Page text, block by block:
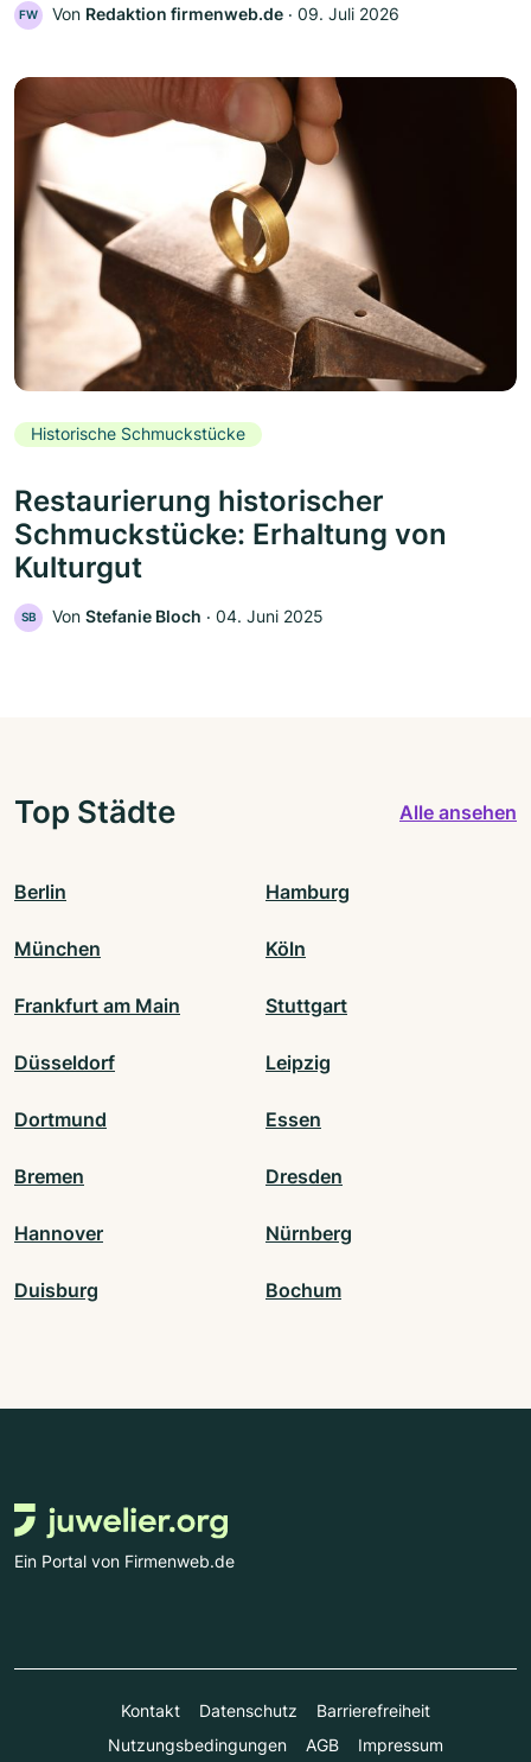
FW Von Redaktion firmenweb.de ‧ 09. Juli 2026
Historische Schmuckstücke
Restaurierung historischer
Schmuckstücke: Erhaltung von
Kulturgut
SB Von Stefanie Bloch ‧ 04. Juni 2025
Top Städte Alle ansehen
Berlin Hamburg
München Köln
Frankfurt am Main Stuttgart
Düsseldorf Leipzig
Dortmund Essen
Bremen Dresden
Hannover Nürnberg
Duisburg Bochum
Ein Portal von Firmenweb.de
Kontakt Datenschutz
Barrierefreiheit
Nutzungsbedingungen
AGB Impressum